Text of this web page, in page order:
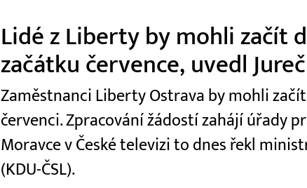
Lidé z Liberty by mohli začít
začátku července, uvedl
Zaměstnanci Liberty Ostrava by mohli
červenci. Zpracování žádostí zahájí úřady
Moravce v České televizi to dnes řekl
(KDU-ČSL).